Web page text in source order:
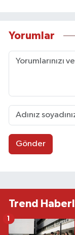
Yorumlar
Gönder
Trend
1